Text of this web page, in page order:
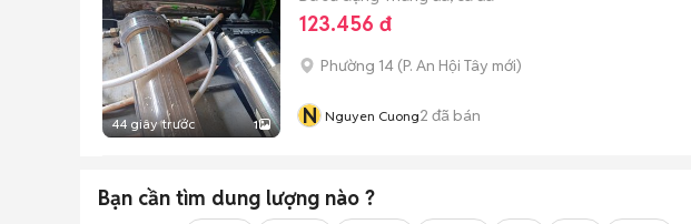
44 giây trước 1
123.456 đ
Phường 14 (P. An Hội Tây mới)
N Nguyen Cuong2 đã bán
Bạn cần tìm dung lượng nào ?